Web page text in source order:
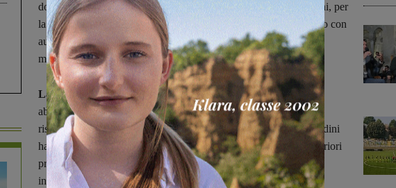
dovute, non solo al disagio, ma anche alla pericolosità per i pedoni, per
la presenza di anziani e di bambini nella frazione, e per lo scambio con
auto che percorrono una carreggiata in direzione Piantravigne già
molto stretta".
La Lista continua: "Per accedere al piccolo borgo di circa 150
abitanti, i camion oltrepassano un ponte che dovrebbe essere
risparmiato per la necessità di una maggiore manutenzione. I cittadini
hanno paura che il passaggio dei mezzi pesanti possa causare ulteriori
problemi alla struttura. Si tratta purtroppo dell'ennesimo caso di
inadeguato presidio del territorio. Inutile riempirsi la bocca di